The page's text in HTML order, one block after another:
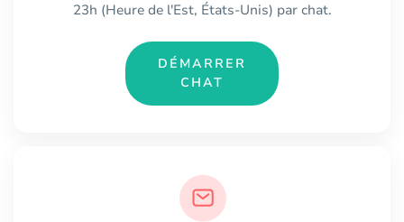
23h (Heure de l'Est, États-Unis) par chat.
DÉMARRER
CHAT